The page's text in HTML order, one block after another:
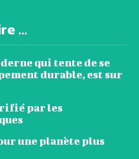
...
qui tente de se
durable, est sur
par les
une planète plus